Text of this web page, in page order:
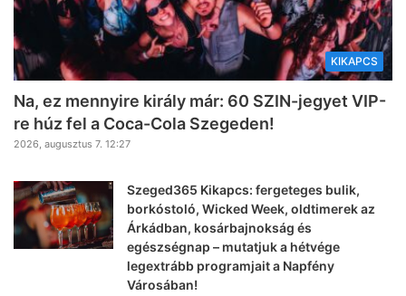
KIKAPCS
Na, ez mennyire király már: 60 SZIN-jegyet VIP-
re húz fel a Coca-Cola Szegeden!
2026, augusztus 7. 12:27
Szeged365 Kikapcs: fergeteges bulik,
borkóstoló, Wicked Week, oldtimerek az
Árkádban, kosárbajnokság és
egészségnap – mutatjuk a hétvége
legextrább programjait a Napfény
Városában!